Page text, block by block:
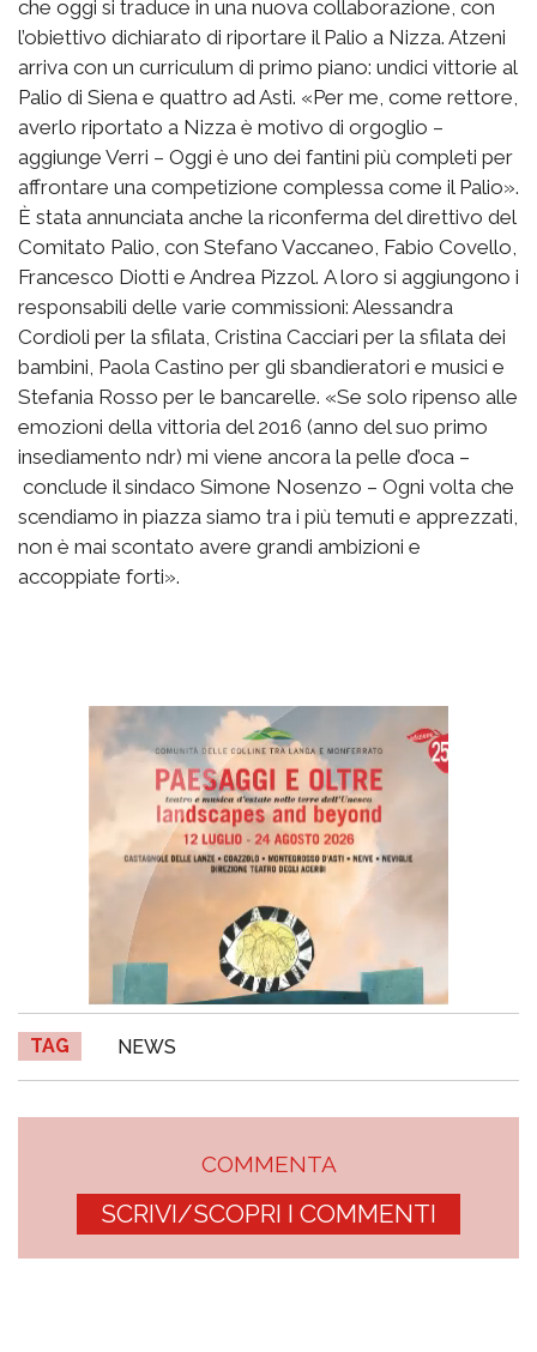
che oggi si traduce in una nuova collaborazione, con
l’obiettivo dichiarato di riportare il Palio a Nizza. Atzeni
arriva con un curriculum di primo piano: undici vittorie al
Palio di Siena e quattro ad Asti. «Per me, come rettore,
averlo riportato a Nizza è motivo di orgoglio –
aggiunge Verri – Oggi è uno dei fantini più completi per
affrontare una competizione complessa come il Palio».
È stata annunciata anche la riconferma del direttivo del
Comitato Palio, con Stefano Vaccaneo, Fabio Covello,
Francesco Diotti e Andrea Pizzol. A loro si aggiungono i
responsabili delle varie commissioni: Alessandra
Cordioli per la sfilata, Cristina Cacciari per la sfilata dei
bambini, Paola Castino per gli sbandieratori e musici e
Stefania Rosso per le bancarelle. «Se solo ripenso alle
emozioni della vittoria del 2016 (anno del suo primo
insediamento ndr) mi viene ancora la pelle d’oca –
conclude il sindaco Simone Nosenzo – Ogni volta che
scendiamo in piazza siamo tra i più temuti e apprezzati,
non è mai scontato avere grandi ambizioni e
accoppiate forti».
TAG NEWS
COMMENTA
SCRIVI/SCOPRI I COMMENTI